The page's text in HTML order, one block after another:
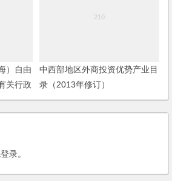
）自由
关行政
行政审
的决定
中西部地区外商投资优势产业目
录（2013年修订）
登录。